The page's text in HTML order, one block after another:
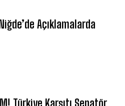
Açıklamalarda
Türkiye Karşıtı Senatör